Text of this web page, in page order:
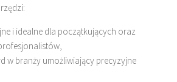
i idealne dla początkujących oraz
w branży umożliwiający precyzyjne